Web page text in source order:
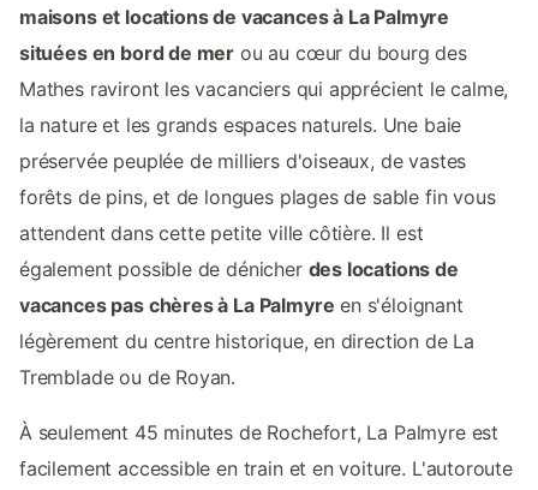
maisons et locations de vacances à La Palmyre
situées en bord de mer ou au cœur du bourg des
Mathes raviront les vacanciers qui apprécient le calme,
la nature et les grands espaces naturels. Une baie
préservée peuplée de milliers d'oiseaux, de vastes
forêts de pins, et de longues plages de sable fin vous
attendent dans cette petite ville côtière. Il est
également possible de dénicher des locations de
vacances pas chères à La Palmyre en s'éloignant
légèrement du centre historique, en direction de La
Tremblade ou de Royan.
À seulement 45 minutes de Rochefort, La Palmyre est
facilement accessible en train et en voiture. L'autoroute